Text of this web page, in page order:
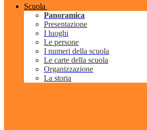
Scuola
Panoramica
Presentazione
I luoghi
Le persone
I numeri della scuola
Le carte della scuola
Organizzazione
La storia